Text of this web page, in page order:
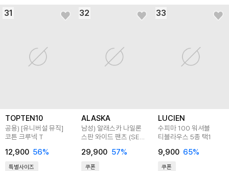
31
TOPTEN10
공용) [유니버설 뮤직]
코튼 크루넥 T
12,900 56%
특별사이즈
32
ALASKA
남성) 알래스카 나일론
스판 와이드 팬츠 (SET-
29,900 57%
쿠폰
33
LUCIEN
수피마 100 워셔블
티블라우스 5종 택1
9,900 65%
쿠폰